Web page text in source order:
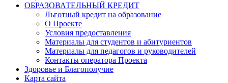
ОБРАЗОВАТЕЛЬНЫЙ КРЕДИТ
Льготный кредит на образование
О Проекте
Условия предоставления
Материалы для студентов и абитуриентов
Материалы для педагогов и руководителей
Контакты оператора Проекта
Здоровье и Благополучие
Карта сайта